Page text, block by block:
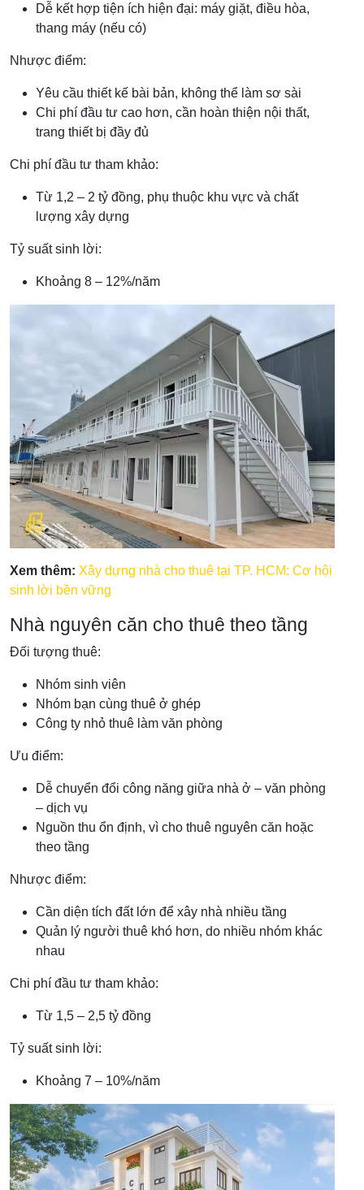
Dễ kết hợp tiện ích hiện đại: máy giặt, điều hòa,
thang máy (nếu có)
Nhược điểm:
Yêu cầu thiết kế bài bản, không thể làm sơ sài
Chi phí đầu tư cao hơn, cần hoàn thiện nội thất,
trang thiết bị đầy đủ
Chi phí đầu tư tham khảo:
Từ 1,2 – 2 tỷ đồng, phụ thuộc khu vực và chất
lượng xây dựng
Tỷ suất sinh lời:
Khoảng 8 – 12%/năm
Xem thêm: Xây dựng nhà cho thuê tại TP. HCM: Cơ hội
sinh lời bền vững
Nhà nguyên căn cho thuê theo tầng
Đối tượng thuê:
Nhóm sinh viên
Nhóm bạn cùng thuê ở ghép
Công ty nhỏ thuê làm văn phòng
Ưu điểm:
Dễ chuyển đổi công năng giữa nhà ở – văn phòng
– dịch vụ
Nguồn thu ổn định, vì cho thuê nguyên căn hoặc
theo tầng
Nhược điểm:
Cần diện tích đất lớn để xây nhà nhiều tầng
Quản lý người thuê khó hơn, do nhiều nhóm khác
nhau
Chi phí đầu tư tham khảo:
Từ 1,5 – 2,5 tỷ đồng
Tỷ suất sinh lời:
Khoảng 7 – 10%/năm